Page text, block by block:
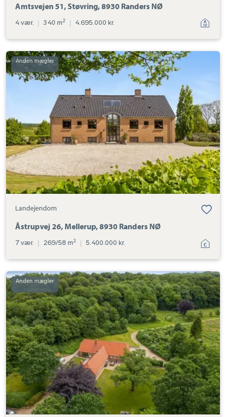
Amtsvejen 51, Støvring, 8930 Randers NØ
4 vær. | 340 m2 | 4.695.000 kr.
Landejendom:
Åstrupvej
26,
NØ
Landejendom
Åstrupvej 26, Mellerup, 8930 Randers NØ
7 vær. | 269/58 m2 | 5.400.000 kr.
Landejendom:
Troldeskovvej
3,
Volstrup,
8920
Randers
NV